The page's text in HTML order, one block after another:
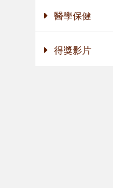
醫學保健
得獎影片